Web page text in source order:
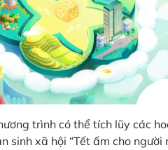
trình có thể tích lũy các
xã hội “Tết ấm cho